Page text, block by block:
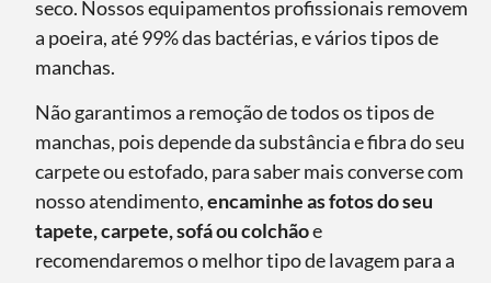
seco. Nossos equipamentos profissionais removem
a poeira, até 99% das bactérias, e vários tipos de
manchas.
Não garantimos a remoção de todos os tipos de
manchas, pois depende da substância e fibra do seu
carpete ou estofado, para saber mais converse com
nosso atendimento,encaminhe as fotos do seu
tapete, carpete, sofá ou colchãoe
recomendaremos o melhor tipo de lavagem para a